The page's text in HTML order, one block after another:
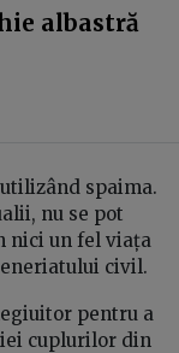
albastră
spaima.
nu se pot
nici un fel viața
civil.
pentru a
cuplurilor din